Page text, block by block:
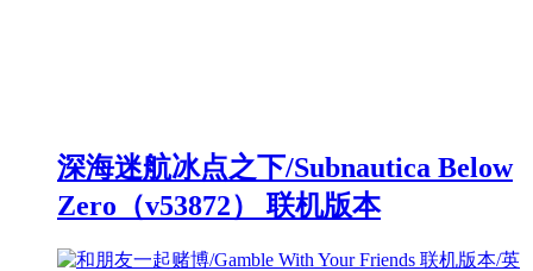
深海迷航冰点之下/Subnautica Below
Zero（v53872） 联机版本